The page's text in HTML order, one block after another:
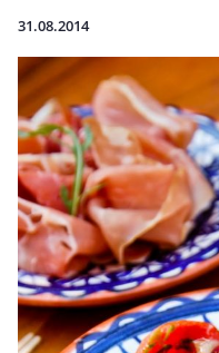
31.08.2014